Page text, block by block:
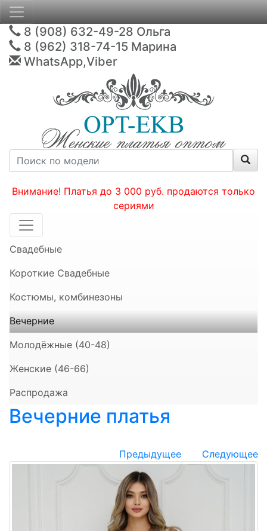
8 (908) 632-49-28 Ольга
8 (962) 318-74-15 Марина
WhatsApp,Viber
Внимание! Платья до 3 000 руб. продаются только
сериями
Свадебные
Короткие Свадебные
Костюмы, комбинезоны
Вечерние
Молодёжные (40-48)
Женские (46-66)
Распродажа
Вечерние платья
Предыдущее Следующее